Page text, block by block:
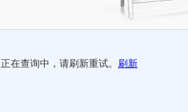
正在查询中，请刷新重试。 刷新